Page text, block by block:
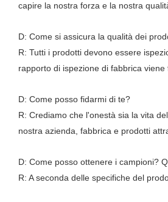
capire la nostra forza e la nostra
D: Come si assicura la qualità dei
R: Tutti i prodotti devono essere
rapporto di ispezione di fabbrica
D: Come posso fidarmi di te?
R: Crediamo che l'onestà sia la vita
nostra azienda, fabbrica e prodotti
D: Come posso ottenere i campioni?
R: A seconda delle specifiche del